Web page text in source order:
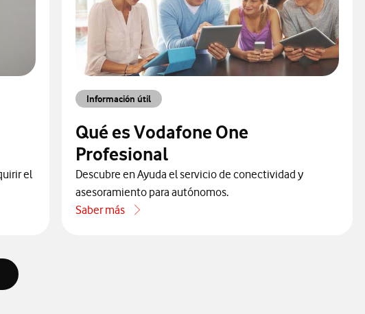
el
Información útil
Qué es Vodafone One
Profesional
Descubre en Ayuda el servicio de conectividad y
asesoramiento para autónomos.
Saber más
acerca de Qué es Vodafone One Profesional